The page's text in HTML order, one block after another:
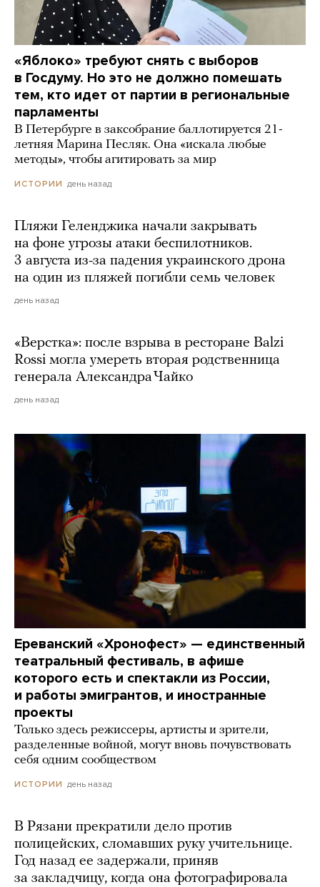
«Яблоко» требуют снять с выборов
в Госдуму. Но это не должно помешать
тем, кто идет от партии в региональные
парламенты
В Петербурге в заксобрание баллотируется 21-
летняя Марина Песляк. Она «искала любые
методы», чтобы агитировать за мир
ИСТОРИИ день назад
Пляжи Геленджика начали закрывать
на фоне угрозы атаки беспилотников.
3 августа из-за падения украинского дрона
на один из пляжей погибли семь человек
день назад
«Верстка»: после взрыва в ресторане Balzi
Rossi могла умереть вторая родственница
генерала Александра Чайко
день назад
Ереванский «Хронофест» — единственный
театральный фестиваль, в афише
которого есть и спектакли из России,
и работы эмигрантов, и иностранные
проекты
Только здесь режиссеры, артисты и зрители,
разделенные войной, могут вновь почувствовать
себя одним сообществом
ИСТОРИИ день назад
В Рязани прекратили дело против
полицейских, сломавших руку учительнице.
Год назад ее задержали, приняв
за закладчицу, когда она фотографировала